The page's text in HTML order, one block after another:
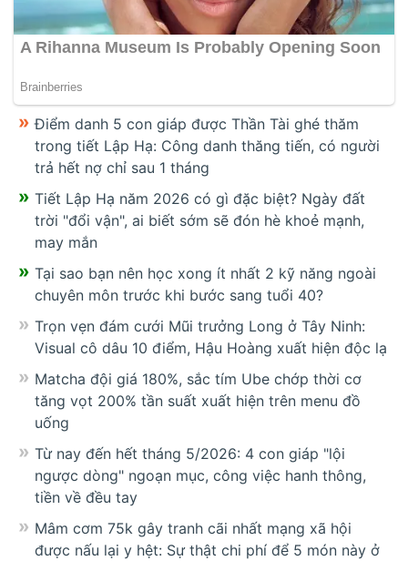
Điểm danh 5 con giáp được Thần Tài ghé thăm
trong tiết Lập Hạ: Công danh thăng tiến, có người
trả hết nợ chỉ sau 1 tháng
Tiết Lập Hạ năm 2026 có gì đặc biệt? Ngày đất
trời "đổi vận", ai biết sớm sẽ đón hè khoẻ mạnh,
may mắn
Tại sao bạn nên học xong ít nhất 2 kỹ năng ngoài
chuyên môn trước khi bước sang tuổi 40?
Trọn vẹn đám cưới Mũi trưởng Long ở Tây Ninh:
Visual cô dâu 10 điểm, Hậu Hoàng xuất hiện độc lạ
Matcha đội giá 180%, sắc tím Ube chớp thời cơ
tăng vọt 200% tần suất xuất hiện trên menu đồ
uống
Từ nay đến hết tháng 5/2026: 4 con giáp "lội
ngược dòng" ngoạn mục, công việc hanh thông,
tiền về đều tay
Mâm cơm 75k gây tranh cãi nhất mạng xã hội
được nấu lại y hệt: Sự thật chi phí để 5 món này ở